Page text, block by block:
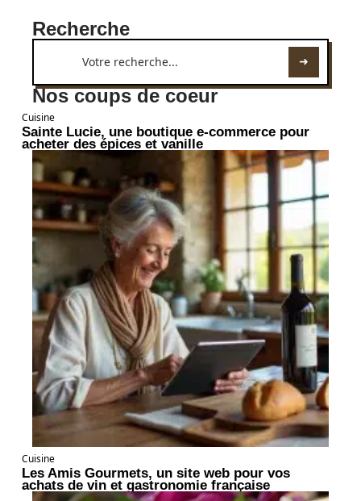
Recherche
Nos coups de coeur
Cuisine
Sainte Lucie, une boutique e-commerce pour
acheter des épices et vanille
Cuisine
Les Amis Gourmets, un site web pour vos
achats de vin et gastronomie française